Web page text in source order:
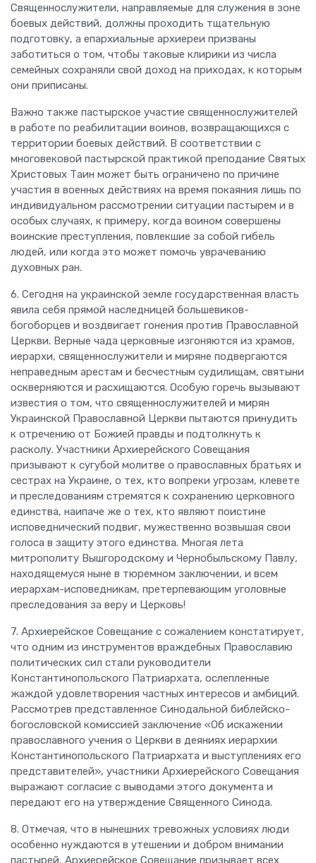
Священнослужители, направляемые для служения в зоне
боевых действий, должны проходить тщательную
подготовку, а епархиальные архиереи призваны
заботиться о том, чтобы таковые клирики из числа
семейных сохраняли свой доход на приходах, к которым
они приписаны.
Важно также пастырское участие священнослужителей
в работе по реабилитации воинов, возвращающихся с
территории боевых действий. В соответствии с
многовековой пастырской практикой преподание Святых
Христовых Таин может быть ограничено по причине
участия в военных действиях на время покаяния лишь по
индивидуальном рассмотрении ситуации пастырем и в
особых случаях, к примеру, когда воином совершены
воинские преступления, повлекшие за собой гибель
людей, или когда это может помочь уврачеванию
духовных ран.
6. Сегодня на украинской земле государственная власть
явила себя прямой наследницей большевиков-
богоборцев и воздвигает гонения против Православной
Церкви. Верные чада церковные изгоняются из храмов,
иерархи, священнослужители и миряне подвергаются
неправедным арестам и бесчестным судилищам, святыни
оскверняются и расхищаются. Особую горечь вызывают
известия о том, что священнослужителей и мирян
Украинской Православной Церкви пытаются принудить
к отречению от Божией правды и подтолкнуть к
расколу. Участники Архиерейского Совещания
призывают к сугубой молитве о православных братьях и
сестрах на Украине, о тех, кто вопреки угрозам, клевете
и преследованиям стремятся к сохранению церковного
единства, наипаче же о тех, кто являют поистине
исповеднический подвиг, мужественно возвышая свои
голоса в защиту этого единства. Многая лета
митрополиту Вышгородскому и Чернобыльскому Павлу,
находящемуся ныне в тюремном заключении, и всем
иерархам-исповедникам, претерпевающим уголовные
преследования за веру и Церковь!
7. Архиерейское Совещание с сожалением констатирует,
что одним из инструментов враждебных Православию
политических сил стали руководители
Константинопольского Патриархата, ослепленные
жаждой удовлетворения частных интересов и амбиций.
Рассмотрев представленное Синодальной библейско-
богословской комиссией заключение «Об искажении
православного учения о Церкви в деяниях иерархии
Константинопольского Патриархата и выступлениях его
представителей», участники Архиерейского Совещания
выражают согласие с выводами этого документа и
передают его на утверждение Священного Синода.
8. Отмечая, что в нынешних тревожных условиях люди
особенно нуждаются в утешении и добром внимании
пастырей, Архиерейское Совещание призывает всех